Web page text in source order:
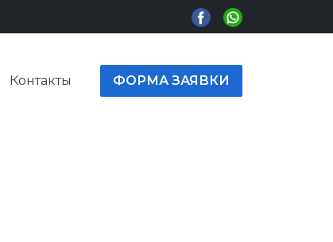
Контакты ФОРМА ЗАЯВКИ